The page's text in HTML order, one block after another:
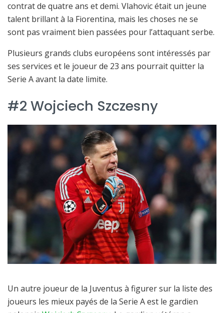
contrat de quatre ans et demi. Vlahovic était un jeune
talent brillant à la Fiorentina, mais les choses ne se
sont pas vraiment bien passées pour l’attaquant serbe.
Plusieurs grands clubs européens sont intéressés par
ses services et le joueur de 23 ans pourrait quitter la
Serie A avant la date limite.
#2 Wojciech Szczesny
Un autre joueur de la Juventus à figurer sur la liste des
joueurs les mieux payés de la Serie A est le gardien